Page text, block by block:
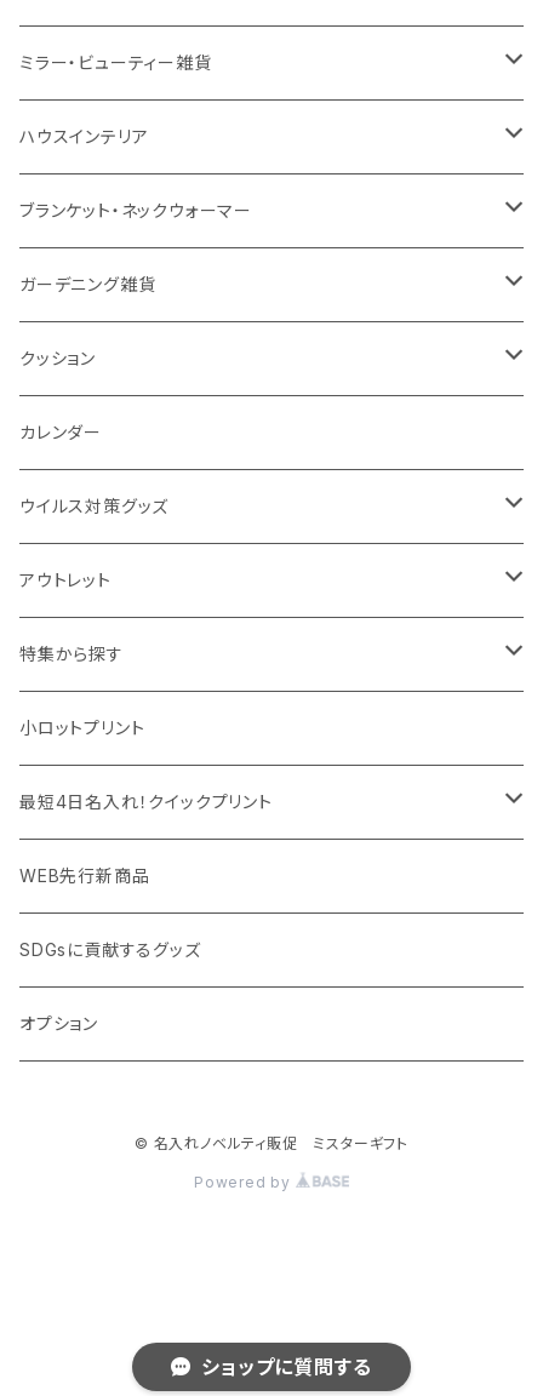
ショップに質問する
EVA
防水
ナイロン
コーヒー配合タンブラー
カスタムデザインタンブラー
プラスチック
陶器
磁器マグ・湯呑
カスタムデザイン
ドリンク用品
保存容器
キッチンツール
ペンケース
メモ
ノート
付箋
トレイ
パットカバー、ブックカバー
IDケース、パスケース、コインケース
デスク周辺
ラジオ・スピーカー
ハンディライト
デスクライト
付属ライト
ランタン
非常食
チャージャー
充電器
モバイルスタンド
モバイルリング
アクセサリー・スマホケース
タッチペン
USBケーブル・ハブ
イヤホン・ヘッドフォン
マウスパッド
モバイル周辺グッズ
PC周辺グッズ
ミラー・ビューティー雑貨
折りたたみ式ミラー
スライド式ミラー
ケース付きミラー
手持ちミラー
ビューティー雑貨
ハウスインテリア
ピクチャーボード、ポスター
フォトフレーム、スタンド
キーホルダー
時計
ブランケット・ネックウォーマー
ブランケット
ネックウォーマー
マフラー・ストール
ガーデニング雑貨
F.O.B COOP
クッション
折りたたみクッション
カレンダー
ウイルス対策グッズ
除菌グッズ
パーテーション
マスク・フェイスシールド
測定・測量用品
加湿器・オゾン発生器
ウイルス対策消耗品
ウイルス対策備品
アウトレット
アウトレット
ドリンクフェア
ボトル・タンブラー
ポーチ・巾着
タオル・ブランケット
その他雑貨品
特集から探す
エンタメグッズ・イベント会場物販品
ご当地グッズ・オリジナルお土産品
フルカラー印刷ノベルティ
予算消化・備品におすすめグッズ
展示会・説明会ノベルティ
小ロットプリント
最短4日名入れ！クイックプリント
クイック印刷対応トートバッグ・エコバッグ
クイック印刷対応ポーチ・巾着
クイック印刷対応ボトル
WEB先行新商品
SDGsに貢献するグッズ
オプション
© 名入れノベルティ販促 ミスターギフト
Powered by